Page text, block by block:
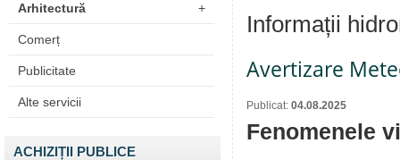
Arhitectură +
Comerț
Publicitate
Alte servicii
ACHIZIȚII PUBLICE
Informații
Avertizare
Publicat: 04.08.2025
Fenomenele